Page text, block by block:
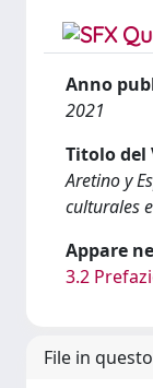
Anno
2021
Titolo del
Aretino y
culturales
Appare
3.2
File in